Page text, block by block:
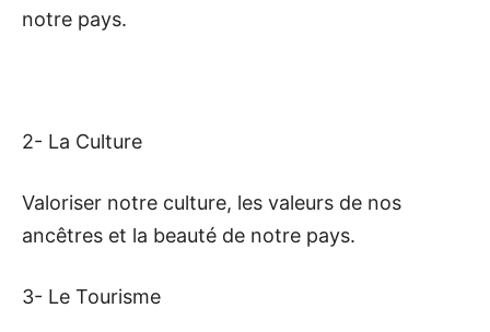
notre pays.
2- La Culture
Valoriser notre culture, les valeurs de nos
ancêtres et la beauté de notre pays.
3- Le Tourisme